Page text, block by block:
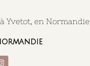
Yvetot, en Normandie